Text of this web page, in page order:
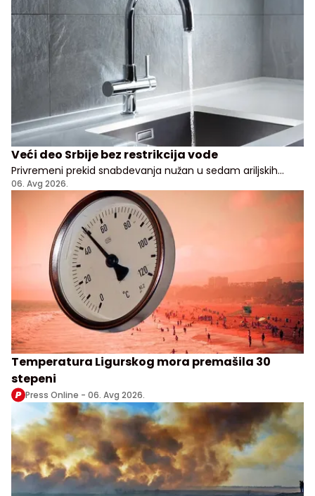
Veći deo Srbije bez restrikcija vode
Privremeni prekid snabdevanja nužan u sedam ariljskih
naselja
06. Avg 2026.
Temperatura Ligurskog mora premašila 30
stepeni
Press Online - 06. Avg 2026.